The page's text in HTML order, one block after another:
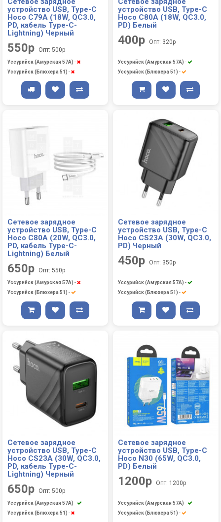
устройство USB, Type-C
Hoco C79A (18W, QC3.0,
PD, кабель Type-C-
Lightning) Черный
550р Опт: 500р
Уссурийск (Амурская 57А) -
Уссурийск (Блюхера 51) -
устройство USB, Type-C
Hoco C80A (18W, QC3.0,
PD) Белый
400р Опт: 320р
Уссурийск (Амурская 57А) -
Уссурийск (Блюхера 51) -
Сетевое зарядное
устройство USB, Type-C
Hoco C80A (20W, QC3.0,
PD, кабель Type-C-
Lightning) Белый
650р Опт: 550р
Уссурийск (Амурская 57А) -
Уссурийск (Блюхера 51) -
Сетевое зарядное
устройство USB, Type-C
Hoco CS23A (30W, QC3.0,
PD) Черный
450р Опт: 350р
Уссурийск (Амурская 57А) -
Уссурийск (Блюхера 51) -
Сетевое зарядное
устройство USB, Type-C
Hoco CS23A (30W, QC3.0,
PD, кабель Type-C-
Lightning) Черный
650р Опт: 500р
Уссурийск (Амурская 57А) -
Уссурийск (Блюхера 51) -
Сетевое зарядное
устройство USB, Type-C
Hoco N30 (65W, QС3.0,
PD) Белый
1200р Опт: 1200р
Уссурийск (Амурская 57А) -
Уссурийск (Блюхера 51) -